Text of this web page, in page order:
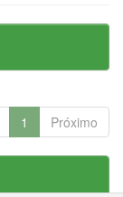
1 Próximo